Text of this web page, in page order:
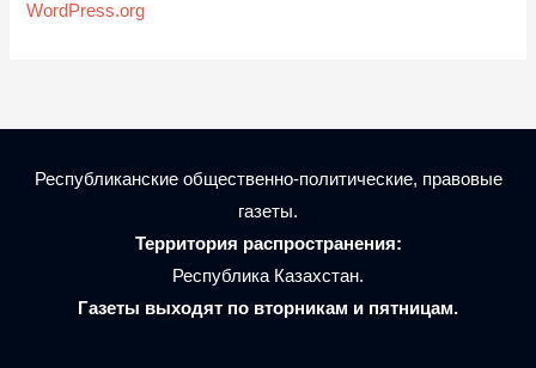
WordPress.org
Республиканские общественно-политические, правовые
газеты.
Территория распространения:
Республика Казахстан.
Газеты выходят по вторникам и пятницам.